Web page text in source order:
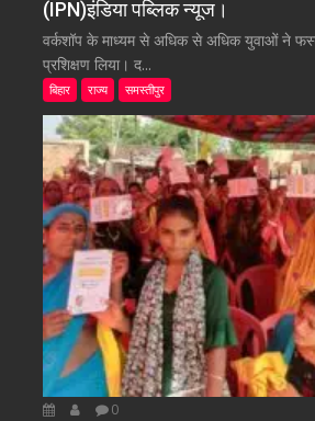
(IPN)इंडिया पब्लिक न्यूज।
वर्कशॉप के माध्यम से अधिक से अधिक युवाओं ने
प्रशिक्षण लिया। द...
बिहार राज्य समस्तीपुर
0